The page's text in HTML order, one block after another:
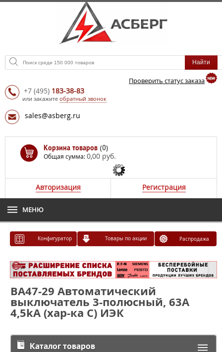
Проверить статус заказа
+7 (495) 183-38-83
или закажите обратный звонок
sales@asberg.ru
Корзина товаров (0)
Общая сумма:0,00 руб.
Авторизация Регистрация
МЕНЮ
Конфигуратор Товары по акции Распродажа
ВА47-29 Автоматический
выключатель 3-полюсный, 63А
4,5kA (хар-ка C) ИЭК
Каталог товаров